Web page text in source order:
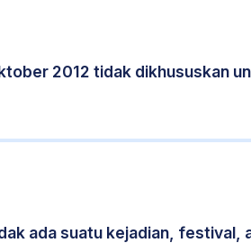
2012 tidak dikhususkan
ada suatu kejadian, festival,